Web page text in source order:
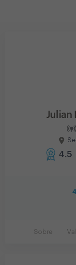
Julian
4.5
4
Sobre